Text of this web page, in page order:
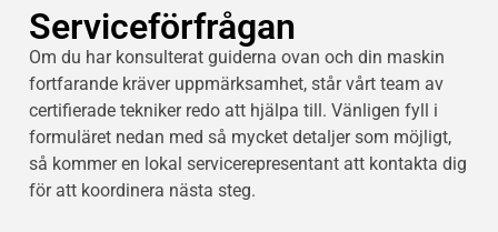
Serviceförfrågan
Om du har konsulterat guiderna ovan och din maskin
fortfarande kräver uppmärksamhet, står vårt team av
certifierade tekniker redo att hjälpa till. Vänligen fyll i
formuläret nedan med så mycket detaljer som möjligt,
så kommer en lokal servicerepresentant att kontakta dig
för att koordinera nästa steg.